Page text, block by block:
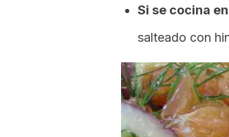
Si se cocina
salteado con